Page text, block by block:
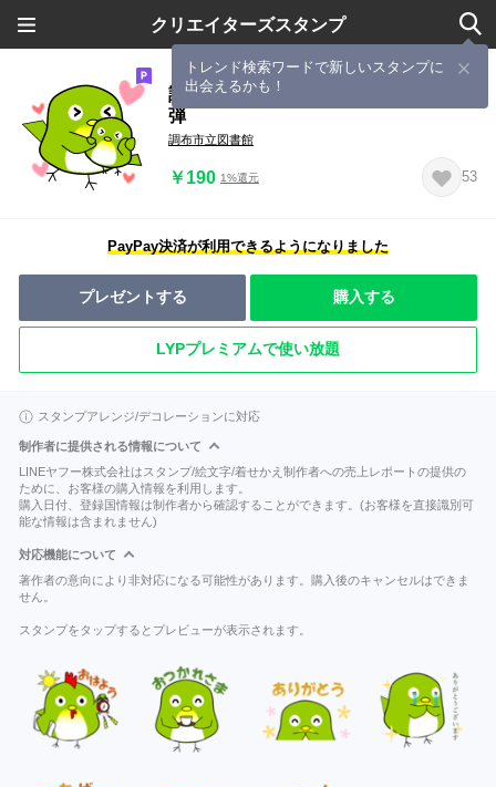
クリエイターズスタンプ
トレンド検索ワードで新しいスタンプに
出会えるかも！
調布市立図書館公式キャラ☆じろ第２
弾
調布市立図書館
￥190 1%還元 53
PayPay決済が利用できるようになりました
プレゼントする 購入する
LYPプレミアムで使い放題
スタンプアレンジ/デコレーションに対応
制作者に提供される情報について
LINEヤフー株式会社はスタンプ/絵文字/着せかえ制作者への売上レポートの提供の
ために、お客様の購入情報を利用します。
購入日付、登録国情報は制作者から確認することができます。(お客様を直接識別可
能な情報は含まれません)
対応機能について
著作者の意向により非対応になる可能性があります。購入後のキャンセルはできま
せん。
スタンプをタップするとプレビューが表示されます。